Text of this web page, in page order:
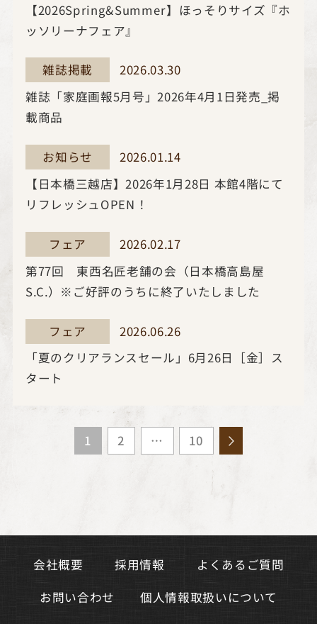
【2026Spring&Summer】ほっそりサイズ『ホ
ッソリーナフェア』
雑誌掲載 2026.03.30
雑誌「家庭画報5月号」2026年4月1日発売_掲
載商品
お知らせ 2026.01.14
【日本橋三越店】2026年1月28日 本館4階にて
リフレッシュOPEN！
フェア 2026.02.17
第77回 東西名匠老舗の会（日本橋高島屋
S.C.）※ご好評のうちに終了いたしました
フェア 2026.06.26
「夏のクリアランスセール」6月26日［金］ス
タート
1 2 … 10
会社概要 採用情報 よくあるご質問
お問い合わせ 個人情報取扱いについて